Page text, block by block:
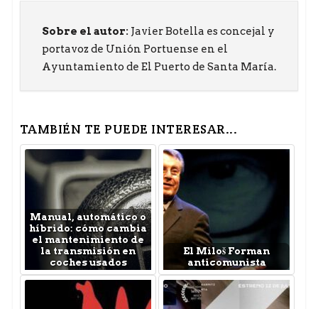
Sobre el autor: Javier Botella es concejal y
portavoz de Unión Portuense en el
Ayuntamiento de El Puerto de Santa María.
TAMBIÉN TE PUEDE INTERESAR...
Manual, automático o
híbrido: cómo cambia
el mantenimiento de
la transmisión en
coches usados
El Miloš Forman
anticomunista